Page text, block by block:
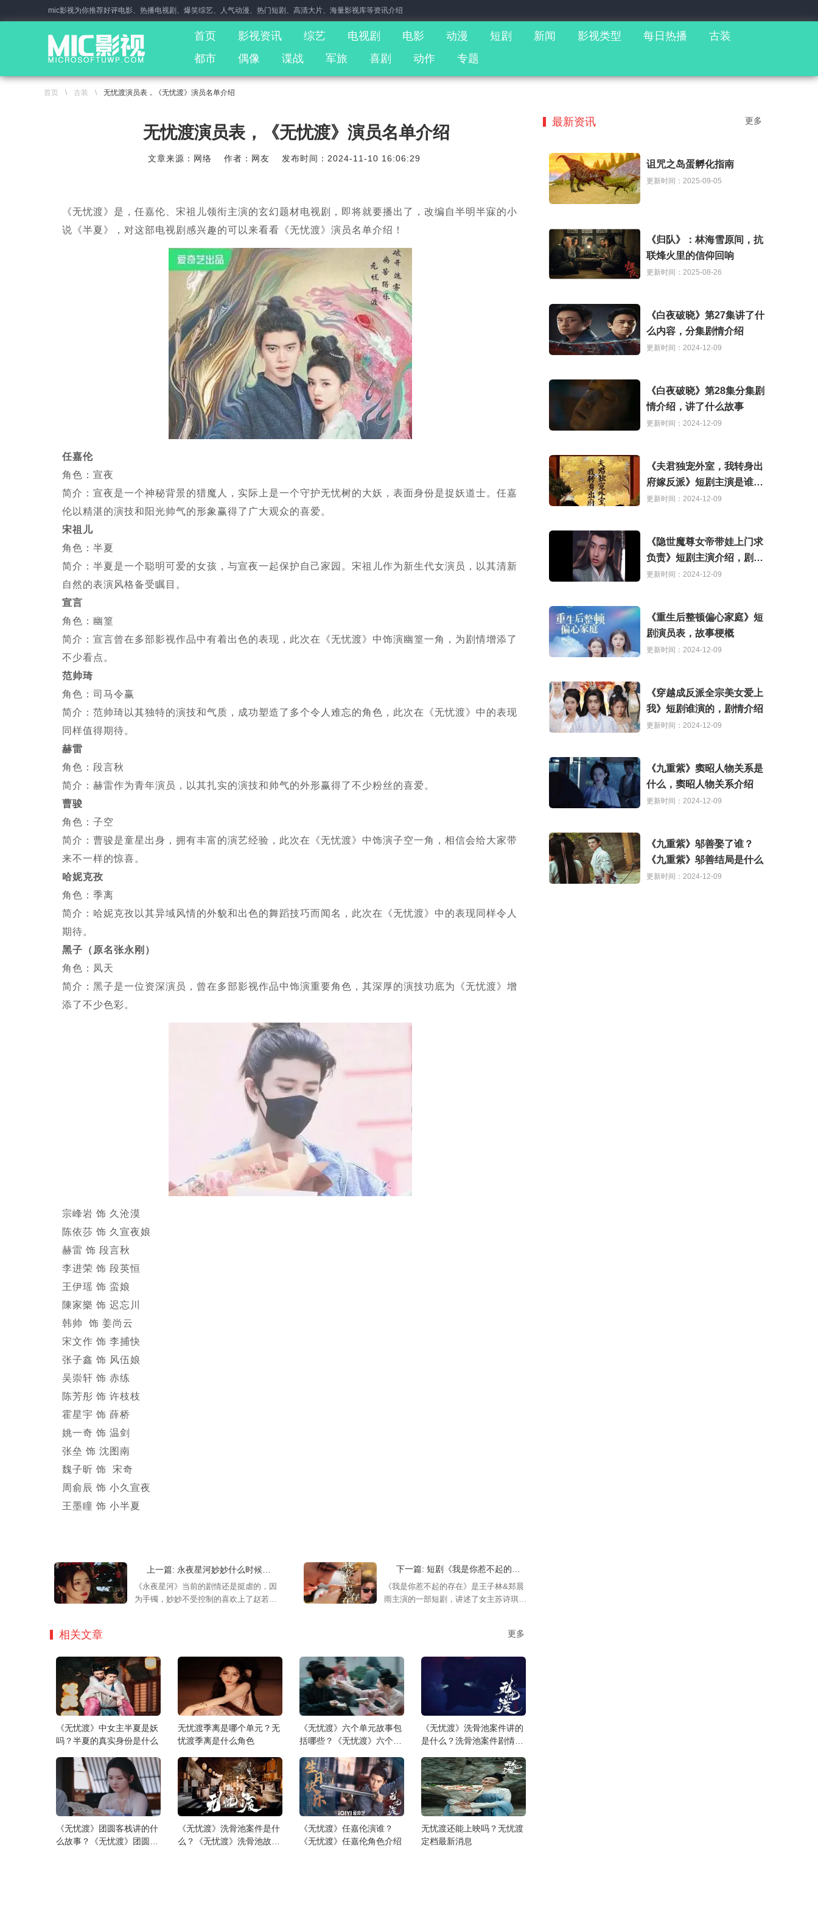
mic影视为你推荐好评电影、热播电视剧、爆笑综艺、人气动漫、热门短剧、高清大片、海量影视库等资讯介绍
首页 影视资讯 综艺 电视剧 电影 动漫 短剧 新闻 影视类型 每日热播
古装
都市
偶像 谍战 军旅 喜剧 动作 专题
首页 \ 古装 \ 无忧渡演员表，《无忧渡》演员名单介绍
无忧渡演员表，《无忧渡》演员名单介绍
文章来源：网络 作者：网友 发布时间：2024-11-10 16:06:29
《无忧渡》是，任嘉伦、宋祖儿领衔主演的玄幻题材电视剧，即将就要播出了，改编自半明半寐的小
说《半夏》，对这部电视剧感兴趣的可以来看看《无忧渡》演员名单介绍！
任嘉伦
角色：宣夜
简介：宣夜是一个神秘背景的猎魔人，实际上是一个守护无忧树的大妖，表面身份是捉妖道士。任嘉
伦以精湛的演技和阳光帅气的形象赢得了广大观众的喜爱。
宋祖儿
角色：半夏
简介：半夏是一个聪明可爱的女孩，与宣夜一起保护自己家园。宋祖儿作为新生代女演员，以其清新
自然的表演风格备受瞩目。
宣言
角色：幽篁
简介：宣言曾在多部影视作品中有着出色的表现，此次在《无忧渡》中饰演幽篁一角，为剧情增添了
不少看点。
范帅琦
角色：司马令赢
简介：范帅琦以其独特的演技和气质，成功塑造了多个令人难忘的角色，此次在《无忧渡》中的表现
同样值得期待。
赫雷
角色：段言秋
简介：赫雷作为青年演员，以其扎实的演技和帅气的外形赢得了不少粉丝的喜爱。
曹骏
角色：子空
简介：曹骏是童星出身，拥有丰富的演艺经验，此次在《无忧渡》中饰演子空一角，相信会给大家带
来不一样的惊喜。
哈妮克孜
角色：季离
简介：哈妮克孜以其异域风情的外貌和出色的舞蹈技巧而闻名，此次在《无忧渡》中的表现同样令人
期待。
黑子（原名张永刚）
角色：凤天
简介：黑子是一位资深演员，曾在多部影视作品中饰演重要角色，其深厚的演技功底为《无忧渡》增
添了不少色彩。
宗峰岩 饰 久沧漠
陈依莎 饰 久宣夜娘
赫雷 饰 段言秋
李进荣 饰 段英恒
王伊瑶 饰 蛮娘
陳家樂 饰 迟忘川
韩帅 饰 姜尚云
宋文作 饰 李捕快
张子鑫 饰 风伍娘
吴崇轩 饰 赤练
陈芳彤 饰 许枝枝
霍星宇 饰 薛桥
姚一奇 饰 温剑
张垒 饰 沈图南
魏子昕 饰 宋奇
周俞辰 饰 小久宣夜
王墨瞳 饰 小半夏
上一篇: 永夜星河妙妙什么时候摘手镯？妙妙摘手镯在多少集
《永夜星河》当前的剧情还是挺虐的，因
为手镯，妙妙不受控制的喜欢上了赵若
下一篇: 短剧《我是你惹不起的存在》剧情介绍&主演是谁
《我是你惹不起的存在》是王子林&郑晨
雨主演的一部短剧，讲述了女主苏诗琪因
相关文章 更多
《无忧渡》中女主半夏是妖
吗？半夏的真实身份是什么
无忧渡季离是哪个单元？无
忧渡季离是什么角色
《无忧渡》六个单元故事包
括哪些？《无忧渡》六个单
《无忧渡》洗骨池案件讲的
是什么？洗骨池案件剧情详
《无忧渡》团圆客栈讲的什
么故事？《无忧渡》团圆客
《无忧渡》洗骨池案件是什
么？《无忧渡》洗骨池故事
《无忧渡》任嘉伦演谁？
《无忧渡》任嘉伦角色介绍
无忧渡还能上映吗？无忧渡
定档最新消息
最新资讯 更多
诅咒之岛蛋孵化指南
更新时间：2025-09-05
《归队》：林海雪原间，抗
联烽火里的信仰回响
更新时间：2025-08-26
《白夜破晓》第27集讲了什
么内容，分集剧情介绍
更新时间：2024-12-09
《白夜破晓》第28集分集剧
情介绍，讲了什么故事
更新时间：2024-12-09
《夫君独宠外室，我转身出
府嫁反派》短剧主演是谁，
讲了什么故事
更新时间：2024-12-09
《隐世魔尊女帝带娃上门求
负责》短剧主演介绍，剧情
解析
更新时间：2024-12-09
《重生后整顿偏心家庭》短
剧演员表，故事梗概
更新时间：2024-12-09
《穿越成反派全宗美女爱上
我》短剧谁演的，剧情介绍
更新时间：2024-12-09
《九重紫》窦昭人物关系是
什么，窦昭人物关系介绍
更新时间：2024-12-09
《九重紫》邬善娶了谁？
《九重紫》邬善结局是什么
更新时间：2024-12-09